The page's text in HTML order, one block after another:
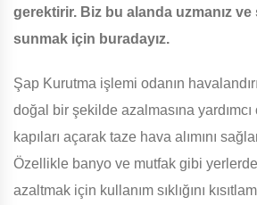
gerektirir. Biz bu alanda uzmanız
sunmak için buradayız.
Şap Kurutma işlemi odanın
doğal bir şekilde azalmasına
kapıları açarak taze hava alımını
Özellikle banyo ve mutfak gibi
azaltmak için kullanım sıklığını